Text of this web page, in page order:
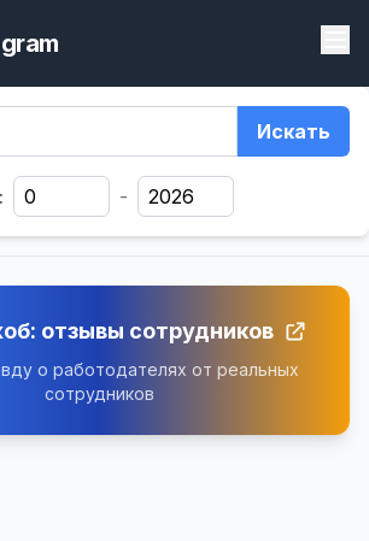
Искать
-
отзывы сотрудников
о работодателях от реальных
сотрудников